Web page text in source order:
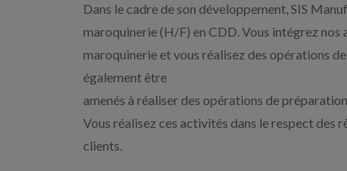
Dans le cadre de son développement, SIS
maroquinerie (H/F) en CDD. Vous intégrez nos
maroquinerie et vous réalisez des opérations
également être
amenés à réaliser des opérations de
Vous réalisez ces activités dans le respect des
clients.